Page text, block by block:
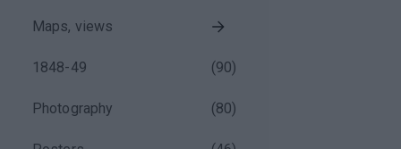
block
Maps, views
1848-49 (90)
Photography (80)